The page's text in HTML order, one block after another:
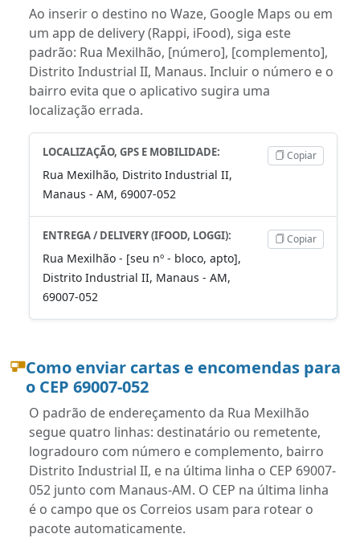
Ao inserir o destino no Waze, Google Maps ou em
um app de delivery (Rappi, iFood), siga este
padrão: Rua Mexilhão, [número], [complemento],
Distrito Industrial II, Manaus. Incluir o número e o
bairro evita que o aplicativo sugira uma
localização errada.
LOCALIZAÇÃO, GPS E MOBILIDADE:
Rua Mexilhão, Distrito Industrial II,
Manaus - AM, 69007-052
Copiar
ENTREGA / DELIVERY (IFOOD, LOGGI):
Rua Mexilhão - [seu nº - bloco, apto],
Distrito Industrial II, Manaus - AM,
69007-052
Copiar
Como enviar cartas e encomendas para
o CEP 69007-052
O padrão de endereçamento da Rua Mexilhão
segue quatro linhas: destinatário ou remetente,
logradouro com número e complemento, bairro
Distrito Industrial II, e na última linha o CEP 69007-
052 junto com Manaus-AM. O CEP na última linha
é o campo que os Correios usam para rotear o
pacote automaticamente.